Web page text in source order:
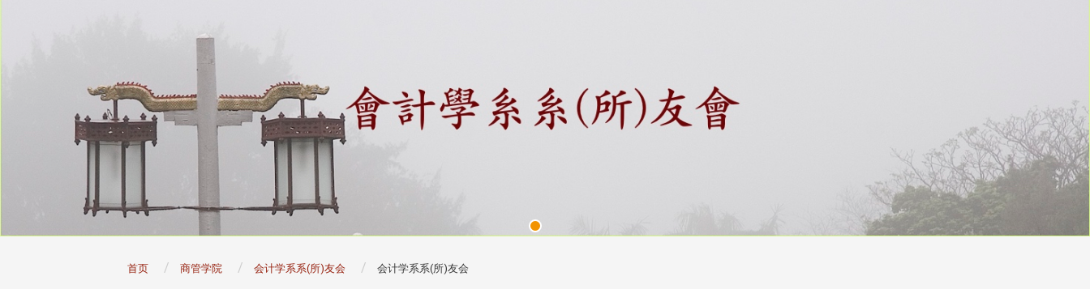
首页 商管学院 会计学系系(所)友会 会计学系系(所)友会